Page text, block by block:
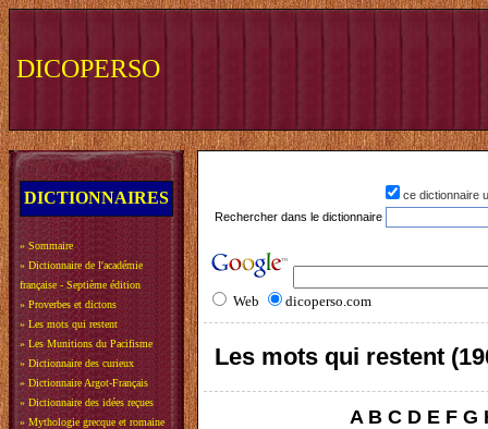
DICOPERSO
DICTIONNAIRES
» Sommaire
» Dictionnaire de l'académie
française - Septième édition
» Proverbes et dictons
» Les mots qui restent
» Les Munitions du Pacifisme
» Dictionnaire des curieux
» Dictionnaire Argot-Français
» Dictionnaire des idées reçues
» Mythologie grecque et romaine
ce dictionnaire
Rechercher dans le dictionnaire
Web dicoperso.com
Les mots qui restent
A B C D E F G